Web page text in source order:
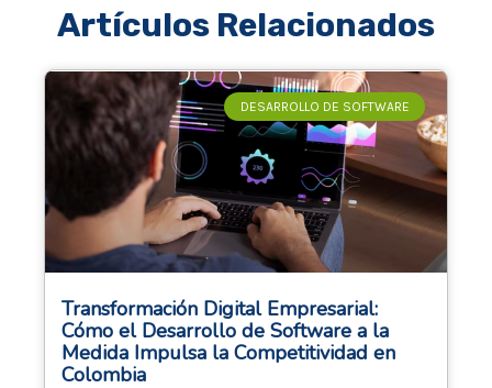
Artículos Relacionados
DESARROLLO DE SOFTWARE
Transformación Digital Empresarial:
Cómo el Desarrollo de Software a la
Medida Impulsa la Competitividad en
Colombia